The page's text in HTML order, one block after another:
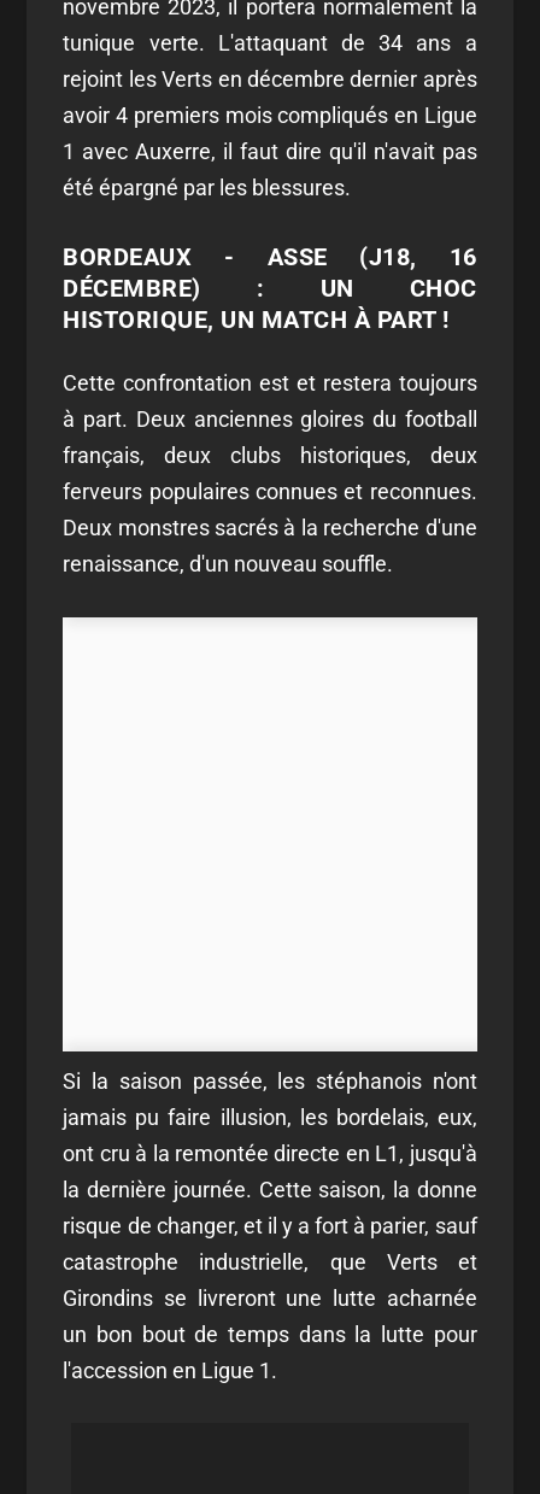
novembre 2023, il portera normalement la
tunique verte. L'attaquant de 34 ans a
rejoint les Verts en décembre dernier après
avoir 4 premiers mois compliqués en Ligue
1 avec Auxerre, il faut dire qu'il n'avait pas
été épargné par les blessures.
BORDEAUX - ASSE (J18, 16
DÉCEMBRE) : UN CHOC
HISTORIQUE, UN MATCH À PART !
Cette confrontation est et restera toujours
à part. Deux anciennes gloires du football
français, deux clubs historiques, deux
ferveurs populaires connues et reconnues.
Deux monstres sacrés à la recherche d'une
renaissance, d'un nouveau souffle.
Si la saison passée, les stéphanois n'ont
jamais pu faire illusion, les bordelais, eux,
ont cru à la remontée directe en L1, jusqu'à
la dernière journée. Cette saison, la donne
risque de changer, et il y a fort à parier, sauf
catastrophe industrielle, que Verts et
Girondins se livreront une lutte acharnée
un bon bout de temps dans la lutte pour
l'accession en Ligue 1.